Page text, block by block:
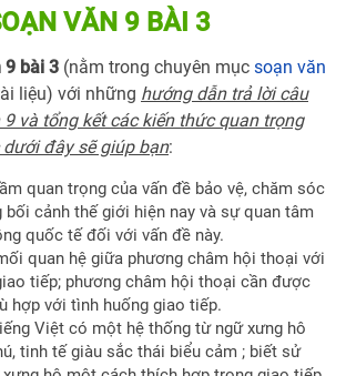
VĂN 9 BÀI 3
9 bài 3 (nằm trong chuyên mục soạn văn
liệu) với những hướng dẫn trả lời câu
9 và tổng kết các kiến thức quan trọng
đây sẽ giúp bạn:
quan trọng của vấn đề bảo vệ, chăm sóc
bối cảnh thế giới hiện nay và sự quan tâm
quốc tế đối với vấn đề này.
quan hệ giữa phương châm hội thoại với
tiếp; phương châm hội thoại cần được
hợp với tình huống giao tiếp.
Việt có một hệ thống từ ngữ xưng hô
tinh tế giàu sắc thái biểu cảm ; biết sử